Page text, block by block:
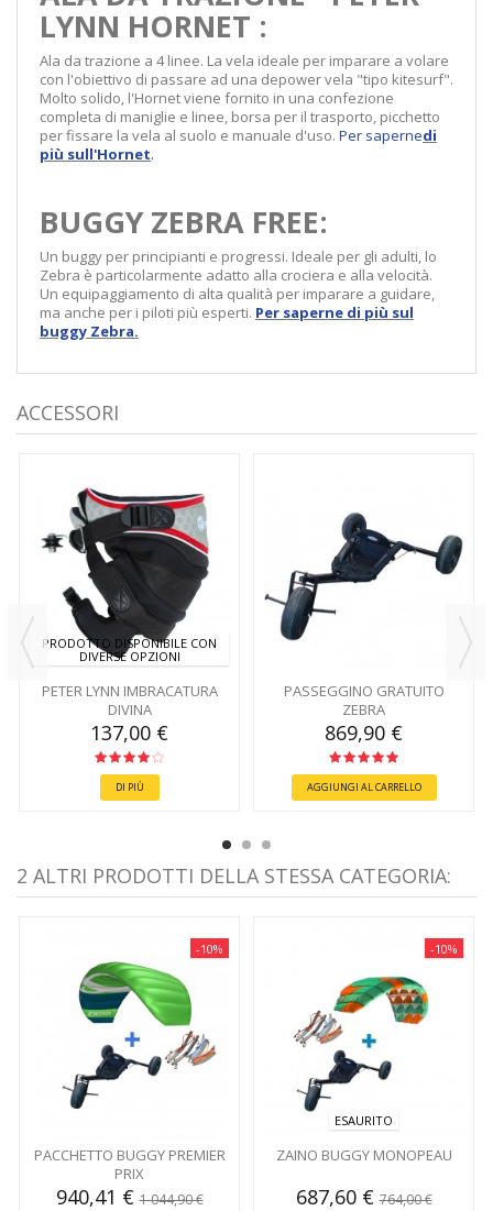
LYNN HORNET :
Ala da trazione a 4 linee. La vela ideale per imparare a volare
con l'obiettivo di passare ad una depower vela "tipo kitesurf".
Molto solido, l'Hornet viene fornito in una confezione
completa di maniglie e linee, borsa per il trasporto, picchetto
per fissare la vela al suolo e manuale d'uso. Per sapernedi
più sull'Hornet.
BUGGY ZEBRA FREE:
Un buggy per principianti e progressi. Ideale per gli adulti, lo
Zebra è particolarmente adatto alla crociera e alla velocità.
Un equipaggiamento di alta qualità per imparare a guidare,
ma anche per i piloti più esperti. Per saperne di più sul
buggy Zebra.
ACCESSORI
PRODOTTO DISPONIBILE CON
DIVERSE OPZIONI
PETER LYNN IMBRACATURA
DIVINA
137,00 €
DI PIÙ
PASSEGGINO GRATUITO
ZEBRA
869,90 €
AGGIUNGI AL CARRELLO
2 ALTRI PRODOTTI DELLA STESSA CATEGORIA:
-10%
PACCHETTO BUGGY PREMIER
PRIX
940,41 €1 044,90 €
-10%
ESAURITO
ZAINO BUGGY MONOPEAU
687,60 €764,00 €